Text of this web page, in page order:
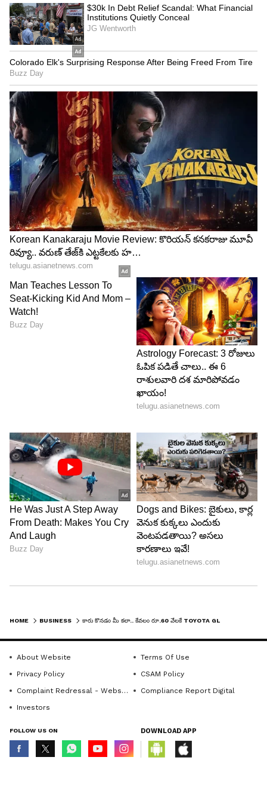
టయోటా గ్లాంజా బేస్ మోడల్‌ను కొనుగోలు చేయడానికి ఈ
ఫైనాన్స్ ప్లాన్, పూర్తి వివరాలను తెలుసుకున్న తర్వాత, మీరు
ఇంజిన్ నుండి ఈ హ్యాచ్‌బ్యాక్ ఫీచర్ల వరకు పూర్తి
వివరాలను కూడా తెలుసుకోండి. టయోటా గ్లాంజా 1197 cc
ఇంజన్‌తో ఆధారితమైనది, ఇది మాన్యువల్ ట్రాన్స్‌మిషన్‌తో
లభిస్తుంది. ఈ ఇంజన్ గరిష్టంగా 88.50 bhp శక్తిని మరియు
113 Nm గరిష్ట టార్క్‌ను ఉత్పత్తి చేస్తుంది.
5
5
మైలేజీకి సంబంధించి, గ్లాంజా ఒక లీటర్ పెట్రోల్‌పై లీటరుకు
22.35 కిమీ మైలేజీని ఇస్తుందని టయోటా పేర్కొంది మరియు
ఈ మైలేజీని ARAI ధృవీకరించింది. టొయోటా గ్లాంజాలో
ఉన్న ఫీచర్ల గురించి చెప్పాలంటే, మల్టీ-ఫంక్షన్ స్టీరింగ్ వీల్,
టచ్‌స్క్రీన్ ఇన్ఫోటైన్‌మెంట్ సిస్టమ్, ఆటోమేటిక్ క్లైమేట్
కంట్రోల్, ఇంజిన్ స్టార్ట్-స్టాప్ బటన్, యాంటీ-లాక్ బ్రేకింగ్
సిస్టమ్, డ్యూయల్ ఎయిర్‌బ్యాగ్‌లు వంటి ఫీచర్లు ఉన్నాయి.
ముందు సీటు ఇవ్వబడింది
LATEST VIDEOS
HOME BUSINESS
About Website
Terms Of Use
Privacy Policy
CSAM Policy
Complaint Redressal - Website
Compliance Report Digital
Investors
FOLLOW US ON DOWNLOAD APP